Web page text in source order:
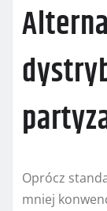
Oprócz
mniej